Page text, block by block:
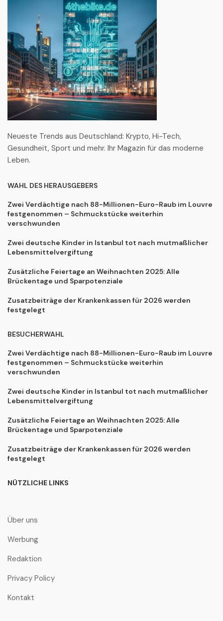
Neueste Trends aus Deutschland: Krypto, Hi-Tech,
Gesundheit, Sport und mehr. Ihr Magazin für das moderne
Leben.
WAHL DES HERAUSGEBERS
Zwei Verdächtige nach 88-Millionen-Euro-Raub im Louvre
festgenommen – Schmuckstücke weiterhin
verschwunden
Zwei deutsche Kinder in Istanbul tot nach mutmaßlicher
Lebensmittelvergiftung
Zusätzliche Feiertage an Weihnachten 2025: Alle
Brückentage und Sparpotenziale
Zusatzbeiträge der Krankenkassen für 2026 werden
festgelegt
BESUCHERWAHL
Zwei Verdächtige nach 88-Millionen-Euro-Raub im Louvre
festgenommen – Schmuckstücke weiterhin
verschwunden
Zwei deutsche Kinder in Istanbul tot nach mutmaßlicher
Lebensmittelvergiftung
Zusätzliche Feiertage an Weihnachten 2025: Alle
Brückentage und Sparpotenziale
Zusatzbeiträge der Krankenkassen für 2026 werden
festgelegt
NÜTZLICHE LINKS
Über uns
Werbung
Redaktion
Privacy Policy
Kontakt